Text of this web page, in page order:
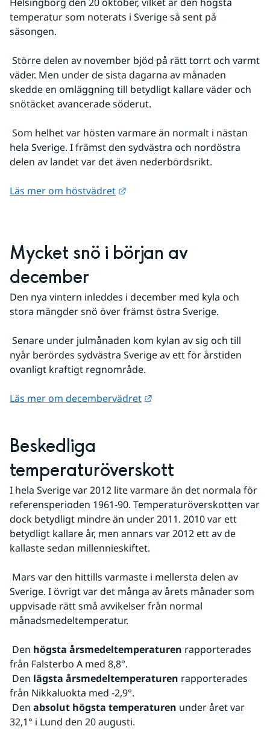
temperatur som noterats i Sverige så sent på
säsongen.
väder. Men under de sista dagarna av månaden
skedde en omläggning till betydligt kallare väder och
snötäcket avancerade söderut.
hela Sverige. I främst den sydvästra och nordöstra
delen av landet var det även nederbördsrikt.
Läs mer om höstvädret
Mycket snö i början av
december
Den nya vintern inleddes i december med kyla och
stora mängder snö över främst östra Sverige.
nyår berördes sydvästra Sverige av ett för årstiden
ovanligt kraftigt regnområde.
Läs mer om decembervädret
Beskedliga
temperaturöverskott
I hela Sverige var 2012 lite varmare än det normala för
referensperioden 1961-90. Temperaturöverskotten var
dock betydligt mindre än under 2011. 2010 var ett
betydligt kallare år, men annars var 2012 ett av de
kallaste sedan millennieskiftet.
Sverige. I övrigt var det många av årets månader som
uppvisade rätt små avvikelser från normal
månadsmedeltemperatur.
Den högsta årsmedeltemperaturen rapporterades
från Falsterbo A med 8,8°.
Den lägsta årsmedeltemperaturen rapporterades
från Nikkaluokta med -2,9°.
Den absolut högsta temperaturen under året var
32,1° i Lund den 20 augusti.